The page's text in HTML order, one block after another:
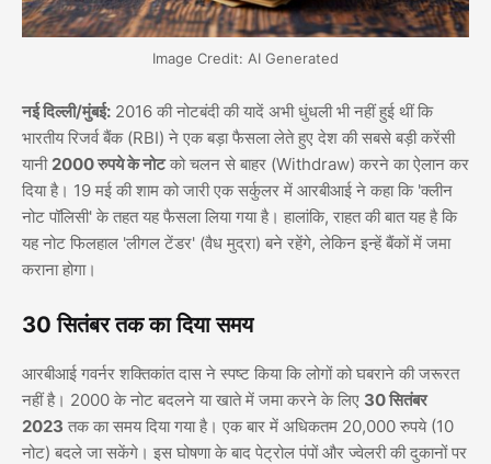
Image Credit: AI Generated
नई दिल्ली/मुंबई: 2016 की नोटबंदी की यादें अभी धुंधली भी नहीं हुई थीं कि
भारतीय रिजर्व बैंक (RBI) ने एक बड़ा फैसला लेते हुए देश की सबसे बड़ी करेंसी
यानी 2000 रुपये के नोटको चलन से बाहर (Withdraw) करने का ऐलान कर
दिया है। 19 मई की शाम को जारी एक सर्कुलर में आरबीआई ने कहा कि 'क्लीन
नोट पॉलिसी' के तहत यह फैसला लिया गया है। हालांकि, राहत की बात यह है कि
यह नोट फिलहाल 'लीगल टेंडर' (वैध मुद्रा) बने रहेंगे, लेकिन इन्हें बैंकों में जमा
कराना होगा।
30 सितंबर तक का दिया समय
आरबीआई गवर्नर शक्तिकांत दास ने स्पष्ट किया कि लोगों को घबराने की जरूरत
नहीं है। 2000 के नोट बदलने या खाते में जमा करने के लिए 30 सितंबर
2023 तक का समय दिया गया है। एक बार में अधिकतम 20,000 रुपये (10
नोट) बदले जा सकेंगे। इस घोषणा के बाद पेट्रोल पंपों और ज्वेलरी की दुकानों पर